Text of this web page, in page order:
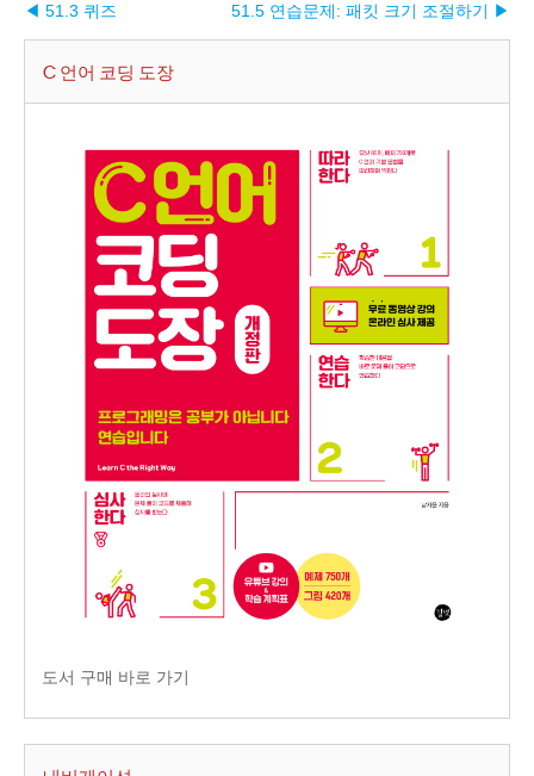
◀ 51.3 퀴즈 51.5 연습문제: 패킷 크기 조절하기 ▶︎
C 언어 코딩 도장
도서 구매 바로 가기